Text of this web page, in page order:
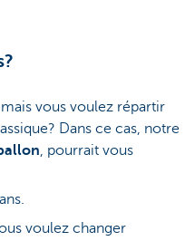
vous voulez répartir
Dans ce cas, notre
, pourrait vous
voulez changer